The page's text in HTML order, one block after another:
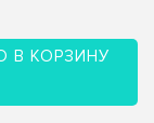
В КОРЗИНУ